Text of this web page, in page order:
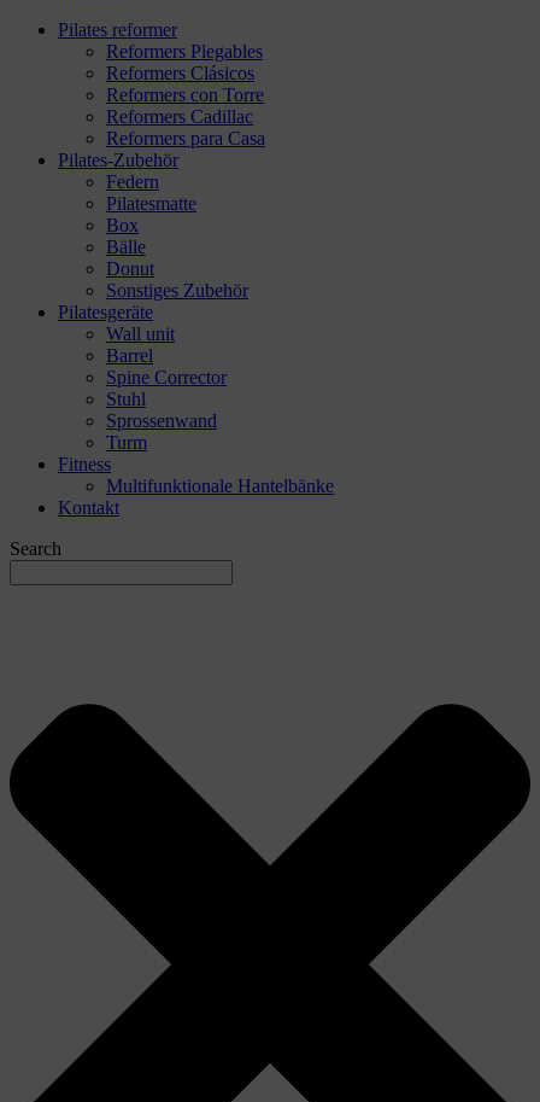
Pilates reformer
Reformers Plegables
Reformers Clásicos
Reformers con Torre
Reformers Cadillac
Reformers para Casa
Pilates-Zubehör
Federn
Pilatesmatte
Box
Bälle
Donut
Sonstiges Zubehör
Pilatesgeräte
Wall unit
Barrel
Spine Corrector
Stuhl
Sprossenwand
Turm
Fitness
Multifunktionale Hantelbänke
Kontakt
Search